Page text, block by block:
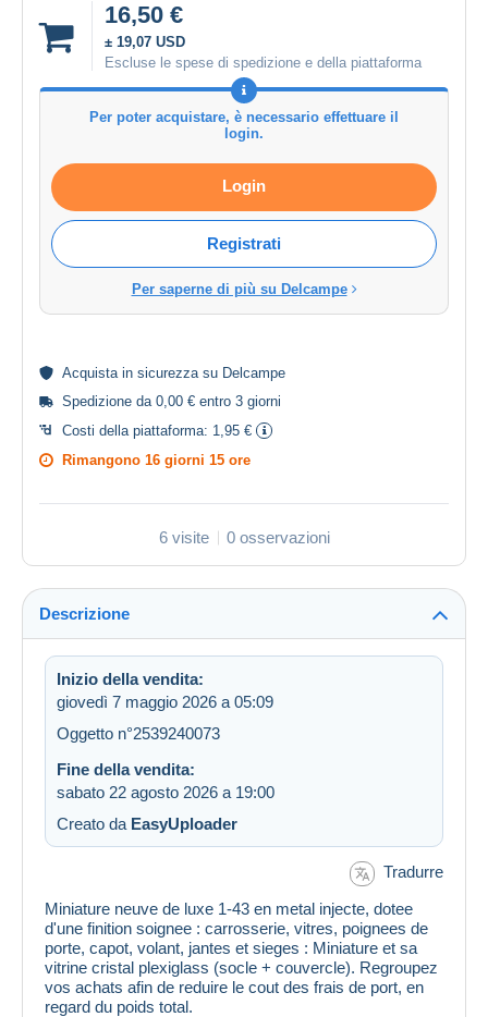
16,50 €
± 19,07 USD
Escluse le spese di spedizione e della piattaforma
Per poter acquistare, è necessario effettuare il
login.
Login
Registrati
Per saperne di più su Delcampe
Acquista in sicurezzasu Delcampe
Spedizione da 0,00 € entro 3 giorni
Costi della piattaforma: 1,95 €
Rimangono 16 giorni 15 ore
6 visite 0 osservazioni
Descrizione
Inizio della vendita:
giovedì 7 maggio 2026 a 05:09
Oggetto n°2539240073
Fine della vendita:
sabato 22 agosto 2026 a 19:00
Creato da EasyUploader
Tradurre
Miniature neuve de luxe 1-43 en metal injecte, dotee
d'une finition soignee : carrosserie, vitres, poignees de
porte, capot, volant, jantes et sieges : Miniature et sa
vitrine cristal plexiglass (socle + couvercle). Regroupez
vos achats afin de reduire le cout des frais de port, en
regard du poids total.